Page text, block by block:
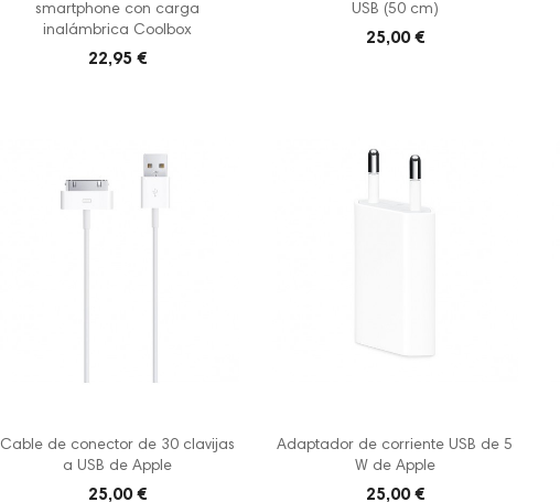
smartphone con carga
inalámbrica Coolbox
22,95 €
USB (50 cm)
25,00 €
Cable de conector de 30 clavijas
a USB de Apple
25,00 €
Adaptador de corriente USB de 5
W de Apple
25,00 €